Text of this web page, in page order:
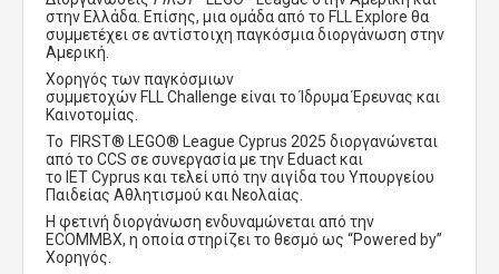
στην Ελλάδα. Επίσης, μια ομάδα από το FLL Explore θα
συμμετέχει σε αντίστοιχη παγκόσμια διοργάνωση στην
Αμερική.
Χορηγός των παγκόσμιων
συμμετοχών FLL Challenge είναι το Ίδρυμα Έρευνας και
Καινοτομίας.
Το FIRST® LEGO® League Cyprus 2025 διοργανώνεται
από το CCS σε συνεργασία με την Eduactκαι
το IETCyprus και τελεί υπό την αιγίδα του Υπουργείου
Παιδείας Αθλητισμού και Νεολαίας.
Η φετινή διοργάνωση ενδυναμώνεται από την
ECOMMBX, η οποία στηρίζει το θεσμό ως “Powered by”
Χορηγός.